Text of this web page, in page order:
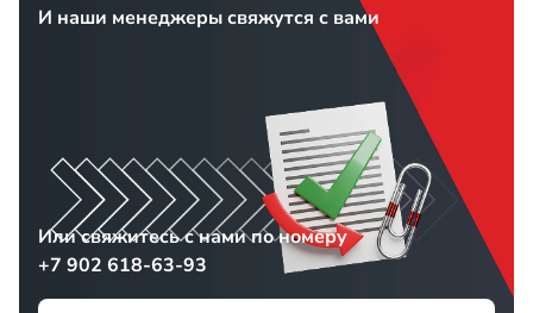
И наши менеджеры свяжутся с вами
Или свяжитесь с нами по номеру
+7 902 618-63-93